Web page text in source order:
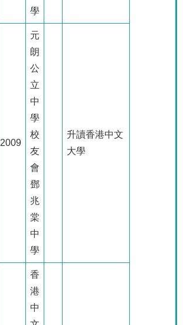
學
2009
元
朗
公
立
中
學
校
友
會
鄧
兆
棠
中
學
升讀香港中文
大學
香
港
中